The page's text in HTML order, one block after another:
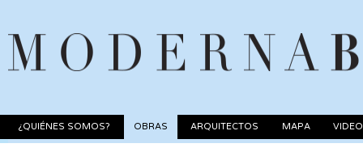
¿QUIÉNES SOMOS? OBRAS ARQUITECTOS MAPA